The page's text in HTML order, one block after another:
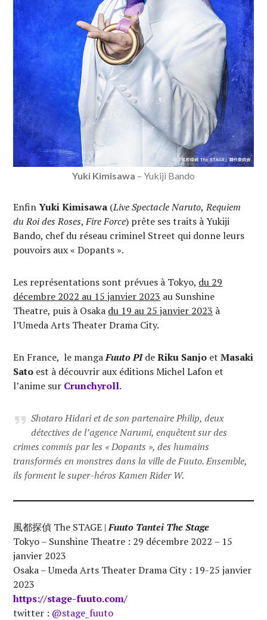
Yuki Kimisawa – Yukiji Bando
EnfinYuki Kimisawa (Live Spectacle Naruto, Requiem
du Roi des Roses,Fire Force) prête ses traits à Yukiji
Bando, chef du réseau criminel Street qui donne leurs
pouvoirs aux « Dopants ».
Les représentations sont prévues à Tokyo, du 29
décembre 2022 au 15 janvier 2023 au Sunshine
Theatre, puis à Osaka du 19 au 25 janvier 2023 à
l’Umeda Arts Theater Drama City.
En France, le mangaFuuto PIdeRiku Sanjo etMasaki
Sato est à découvrir aux éditions Michel Lafon et
l’anime sur Crunchyroll.
Shotaro Hidari et de son partenaire Philip, deux
détectives de l’agence Narumi, enquêtent sur des
crimes commis par les « Dopants », des humains
transformés en monstres dans la ville de Fuuto. Ensemble,
ils forment le super-héros Kamen Rider W.
風都探偵 The STAGE |Fuuto Tantei The Stage
Tokyo – Sunshine Theatre : 29 décembre 2022 – 15
janvier 2023
Osaka – Umeda Arts Theater Drama City : 19-25 janvier
2023
https://stage-fuuto.com/
twitter : @stage_fuuto